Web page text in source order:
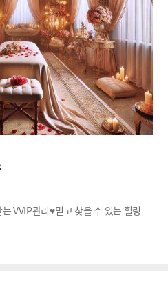
VVIP관리♥믿고 찾을 수 있는 힐링